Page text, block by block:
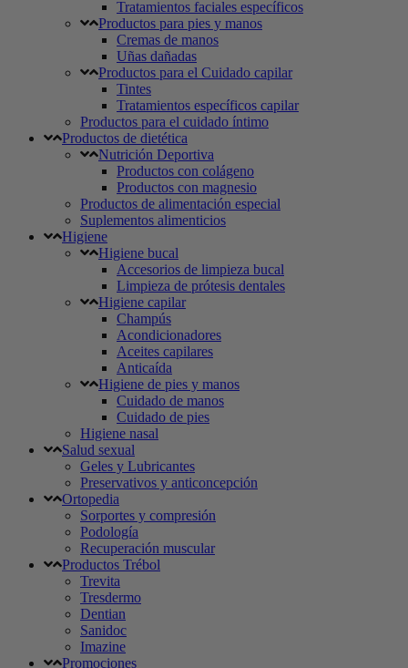
Tratamientos faciales específicos
Productos para pies y manos
Cremas de manos
Uñas dañadas
Productos para el Cuidado capilar
Tintes
Tratamientos específicos capilar
Productos para el cuidado íntimo
Productos de dietética
Nutrición Deportiva
Productos con colágeno
Productos con magnesio
Productos de alimentación especial
Suplementos alimenticios
Higiene
Higiene bucal
Accesorios de limpieza bucal
Limpieza de prótesis dentales
Higiene capilar
Champús
Acondicionadores
Aceites capilares
Anticaída
Higiene de pies y manos
Cuidado de manos
Cuidado de pies
Higiene nasal
Salud sexual
Geles y Lubricantes
Preservativos y anticoncepción
Ortopedia
Sorportes y compresión
Podología
Recuperación muscular
Productos Trébol
Trevita
Tresdermo
Dentian
Sanidoc
Imazine
Promociones